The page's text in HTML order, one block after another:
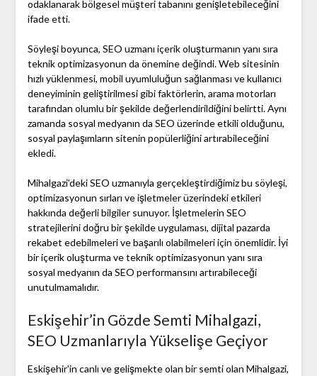
odaklanarak bölgesel müşteri tabanını genişletebileceğini
ifade etti.
Söyleşi boyunca, SEO uzmanı içerik oluşturmanın yanı sıra
teknik optimizasyonun da önemine değindi. Web sitesinin
hızlı yüklenmesi, mobil uyumluluğun sağlanması ve kullanıcı
deneyiminin geliştirilmesi gibi faktörlerin, arama motorları
tarafından olumlu bir şekilde değerlendirildiğini belirtti. Aynı
zamanda sosyal medyanın da SEO üzerinde etkili olduğunu,
sosyal paylaşımların sitenin popülerliğini artırabileceğini
ekledi.
Mihalgazi'deki SEO uzmanıyla gerçekleştirdiğimiz bu söyleşi,
optimizasyonun sırları ve işletmeler üzerindeki etkileri
hakkında değerli bilgiler sunuyor. İşletmelerin SEO
stratejilerini doğru bir şekilde uygulaması, dijital pazarda
rekabet edebilmeleri ve başarılı olabilmeleri için önemlidir. İyi
bir içerik oluşturma ve teknik optimizasyonun yanı sıra
sosyal medyanın da SEO performansını artırabileceği
unutulmamalıdır.
Eskişehir’in Gözde Semti Mihalgazi,
SEO Uzmanlarıyla Yükselişe Geçiyor
Eskişehir'in canlı ve gelişmekte olan bir semti olan Mihalgazi,